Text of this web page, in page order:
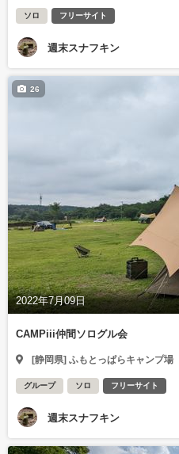
ソロ フリーサイト
週末スナフキン
2022年7月09日
26
CAMPiii仲間ソログル会
[静岡県] ふもとっぱらキャンプ場
グループ ソロ フリーサイト
週末スナフキン